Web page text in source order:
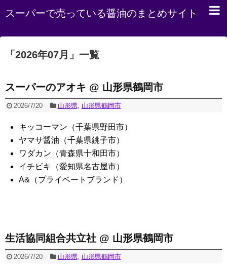
スーパーで売っている醤油のまとめサイト
「 2026年07月 」 一覧
スーパーのアオキ @ 山形県鶴岡市
2026/7/20 山形県, 山形県鶴岡市
キッコーマン（千葉県野田市）
ヤマサ醤油（千葉県銚子市）
ワダカン（青森県十和田市）
イチビキ（愛知県名古屋市）
A&（プライベートブランド）
生活協同組合共立社 @ 山形県鶴岡市
2026/7/20 山形県, 山形県鶴岡市